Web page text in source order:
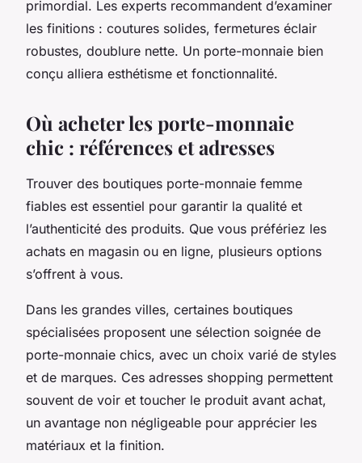
primordial. Les experts recommandent d’examiner
les finitions : coutures solides, fermetures éclair
robustes, doublure nette. Un porte-monnaie bien
conçu alliera esthétisme et fonctionnalité.
Où acheter les porte-monnaie
chic : références et adresses
Trouver des boutiques porte-monnaie femme
fiables est essentiel pour garantir la qualité et
l’authenticité des produits. Que vous préfériez les
achats en magasin ou en ligne, plusieurs options
s’offrent à vous.
Dans les grandes villes, certaines boutiques
spécialisées proposent une sélection soignée de
porte-monnaie chics, avec un choix varié de styles
et de marques. Ces adresses shopping permettent
souvent de voir et toucher le produit avant achat,
un avantage non négligeable pour apprécier les
matériaux et la finition.